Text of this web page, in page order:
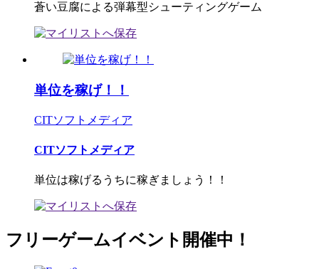
蒼い豆腐による弾幕型シューティングゲーム
単位を稼げ！！
CITソフトメディア
CITソフトメディア
単位は稼げるうちに稼ぎましょう！！
フリーゲームイベント開催中！